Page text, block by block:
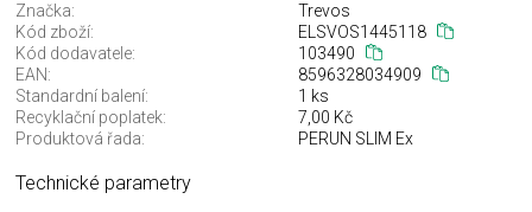
Značka:
Trevos
Kód zboží:
ELSVOS1445118
Kód dodavatele:
103490
EAN:
8596328034909
Standardní balení:
1 ks
Recyklační poplatek:
7,00 Kč
Produktová řada:
PERUN SLIM Ex
Technické parametry